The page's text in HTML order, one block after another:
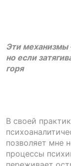
Эти
но если
горя
В своей
позволяет мне
процессы